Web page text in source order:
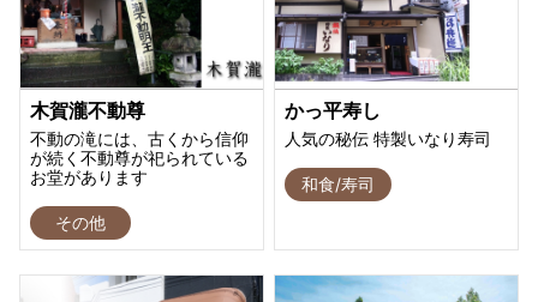
木賀瀧不動尊
不動の滝には、古くから信仰
が続く不動尊が祀られている
お堂があります
その他
かっ平寿し
人気の秘伝 特製いなり寿司
和食/寿司